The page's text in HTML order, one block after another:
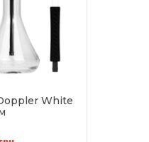
White